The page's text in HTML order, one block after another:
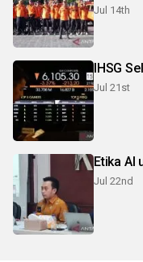
Jul 14th
IHSG
Jul 21st
Etika AI
Jul 22nd